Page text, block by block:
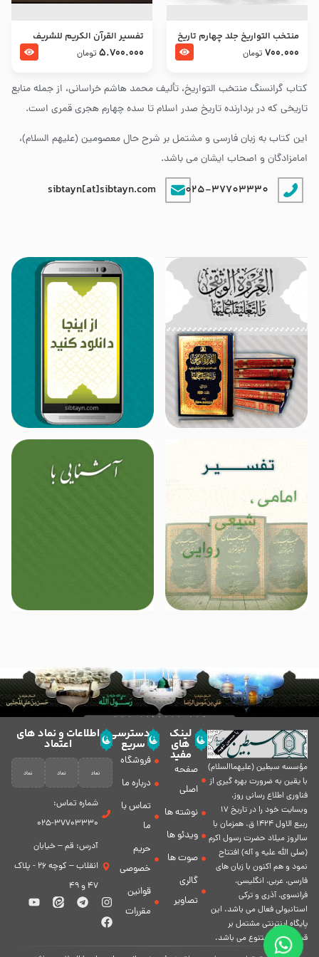
کتاب گرانسنگ منتخب التواريخ، تألیف محمد هاشم خراسانی، از جمله منابع
تاریخی که در بردارنده تاریخ صدر اسلام تا سده چهارم هجری قمری است.
این کتاب به زبان فارسی و مشتمل بر شرح حال معصومین (علیهم السلام)،
امامزادگان و اصحاب ایشان می باشد.
025-37703330
sibtayn[at]sibtayn.com
منتخب التواریخ جلد چهارم تاریخ
امام زین العابدین و امام محمد
700.000 تومان
تفسير القرآن الكريم للشريف
المرتضي قدس سرّه
5.700.000 تومان
مؤسسه سبطين (عليهماالسلام)
با يقين به ضرورت بهره گیرى از
فناورى اطلاع رسانى روز،
وبسایت خود را در تاريخ 17
ربيع الاول 1424 ق. همزمان با
سالروز ميلاد حضرت رسول اكرم
(صلی الله علیه و آله) افتتاح
نمود و هم اكنون با زبان های
فارسی، عربى، انگلیسی،
فرانسوی، آذری و ترکی
استانبولی فعال مى باشد. اين
پايگاه اينترنتى مشتمل بر
قسمت هاى متنوع مى باشد.
لینک
های
مفید
صفحه
اصلی
نوشته ها
ویدئو ها
صوت ها
گالری
تصاویر
دسترسی
سریع
فروشگاه
درباره ما
تماس با
ما
حریم
خصوصی
قوانین
مقررات
اطلاعات و نماد های
اعتماد
شماره تماس:
37703330-025
آدرس: قم – خیابان
انقلاب – کوچه 26 - پلاک
47 و 49